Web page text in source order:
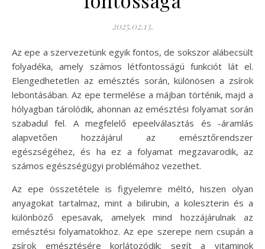
2025.02.13.
Az epe a szervezetünk egyik fontos, de sokszor alábecsült
folyadéka, amely számos létfontosságú funkciót lát el.
Elengedhetetlen az emésztés során, különösen a zsírok
lebontásában. Az epe termelése a májban történik, majd a
hólyagban tárolódik, ahonnan az emésztési folyamat során
szabadul fel. A megfelelő epeelválasztás és -áramlás
alapvetően hozzájárul az emésztőrendszer
egészségéhez, és ha ez a folyamat megzavarodik, az
számos egészségügyi problémához vezethet.
Az epe összetétele is figyelemre méltó, hiszen olyan
anyagokat tartalmaz, mint a bilirubin, a koleszterin és a
különböző epesavak, amelyek mind hozzájárulnak az
emésztési folyamatokhoz. Az epe szerepe nem csupán a
zsírok emésztésére korlátozódik; segít a vitaminok